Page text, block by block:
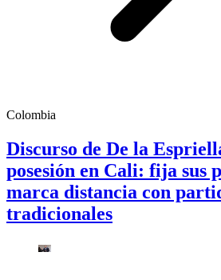
Colombia
Discurso de De la
posesión en Cali: fija sus
marca distancia con
tradicionales